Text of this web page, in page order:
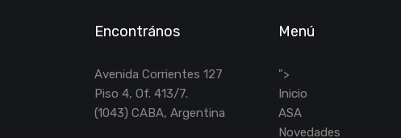
Encontrános
Avenida Corrientes 127
Piso 4, Of. 413/7.
(1043) CABA, Argentina
Menú
">
Inicio
ASA
Novedades